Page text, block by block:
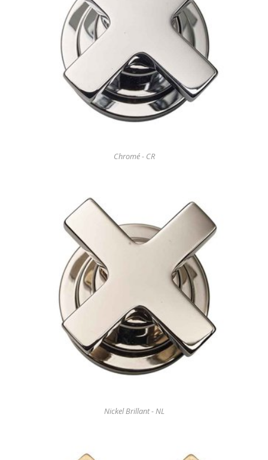
Chromé - CR
Nickel Brillant - NL